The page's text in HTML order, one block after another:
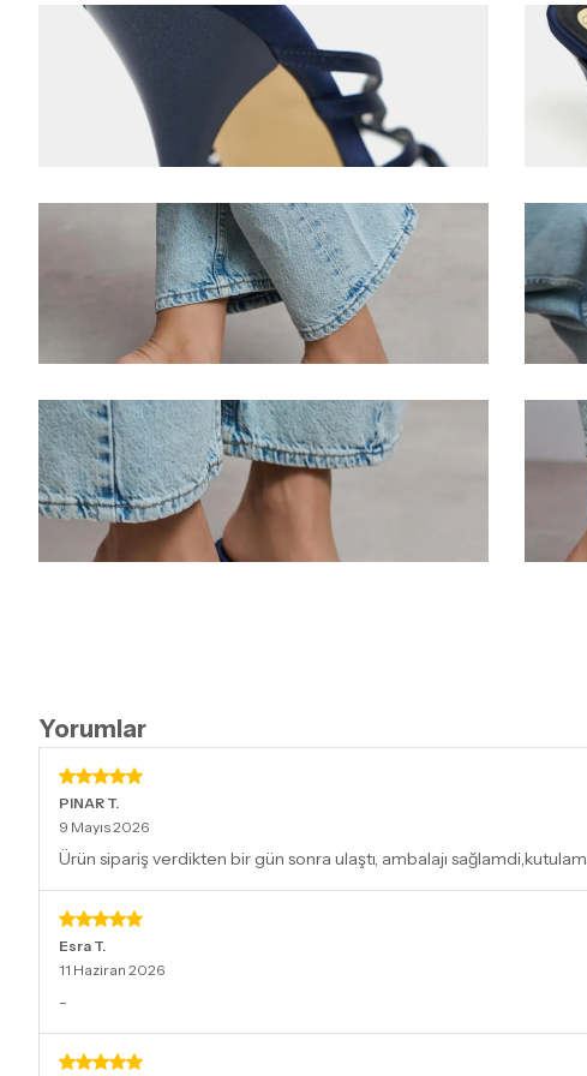
Yorumlar
PINAR T.
9 Mayıs 2026
Ürün sipariş verdikten bir gün sonra ulaştı, ambalajı
Esra T.
11 Haziran 2026
-